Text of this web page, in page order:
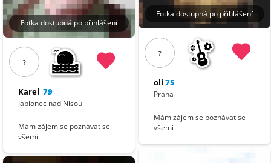
Fotka dostupná po přihlášení
?
Karel 79
Jablonec nad Nisou
Mám zájem se poznávat se
všemi
Fotka dostupná po přihlášení
?
oli 75
Praha
Mám zájem se poznávat se
všemi